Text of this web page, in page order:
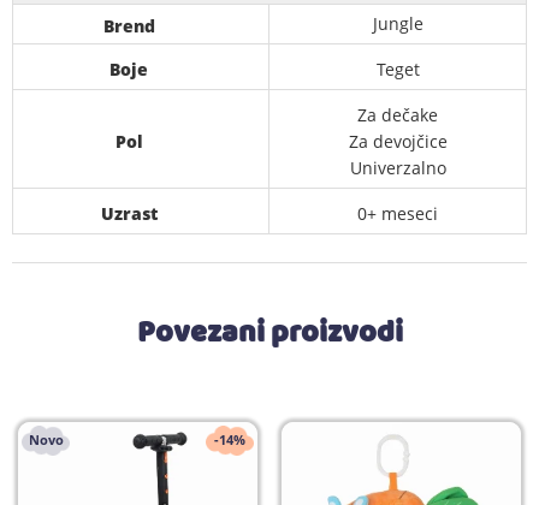
Brend
Jungle
Boje
Teget
Pol
Za dečake
Za devojčice
Univerzalno
Uzrast
0+ meseci
Povezani proizvodi
Novo -14%